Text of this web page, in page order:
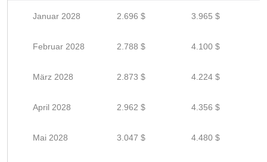
Januar 2028 2.696 $ 3.965 $
Februar 2028 2.788 $ 4.100 $
März 2028 2.873 $ 4.224 $
April 2028 2.962 $ 4.356 $
Mai 2028 3.047 $ 4.480 $